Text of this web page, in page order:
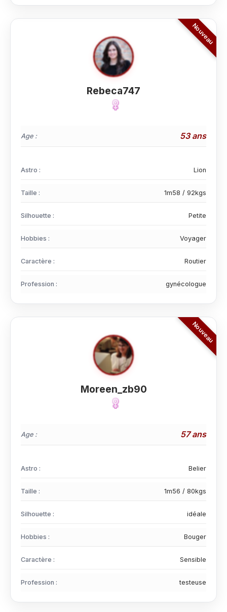
Rebeca747
Age : 53 ans
Astro : Lion
Taille : 1m58 / 92kgs
Silhouette : Petite
Hobbies : Voyager
Caractère : Routier
Profession : gynécologue
Moreen_zb90
Age : 57 ans
Astro : Belier
Taille : 1m56 / 80kgs
Silhouette : idéale
Hobbies : Bouger
Caractère : Sensible
Profession : testeuse